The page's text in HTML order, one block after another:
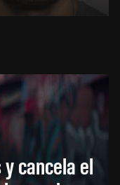
cancela el